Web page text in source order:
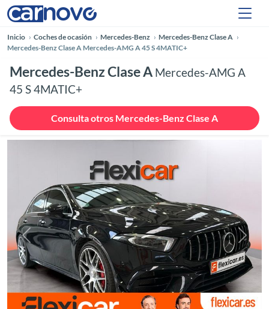
Inicio Coches de ocasión Mercedes-Benz
Mercedes-Benz Clase A
Mercedes-Benz Clase A Mercedes-AMG A 45 S 4MATIC+
Mercedes-Benz Clase A Mercedes-AMG A
45 S 4MATIC+
Consulta otros Mercedes-Benz Clase A
Anterior